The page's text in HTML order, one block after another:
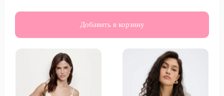
Добавить в корзину